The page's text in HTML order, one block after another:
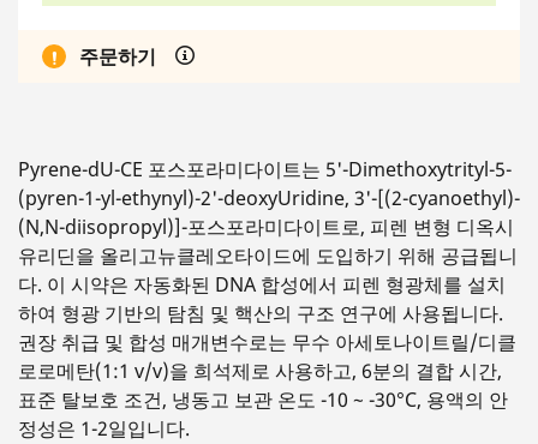
주문하기
Pyrene-dU-CE 포스포라미다이트는 5'-Dimethoxytrityl-5-
(pyren-1-yl-ethynyl)-2'-deoxyUridine, 3'-[(2-cyanoethyl)-
(N,N-diisopropyl)]-포스포라미다이트로, 피렌 변형 디옥시
유리딘을 올리고뉴클레오타이드에 도입하기 위해 공급됩니
다. 이 시약은 자동화된 DNA 합성에서 피렌 형광체를 설치
하여 형광 기반의 탐침 및 핵산의 구조 연구에 사용됩니다.
권장 취급 및 합성 매개변수로는 무수 아세토나이트릴/디클
로로메탄(1:1 v/v)을 희석제로 사용하고, 6분의 결합 시간,
표준 탈보호 조건, 냉동고 보관 온도 -10 ~ -30°C, 용액의 안
정성은 1-2일입니다.